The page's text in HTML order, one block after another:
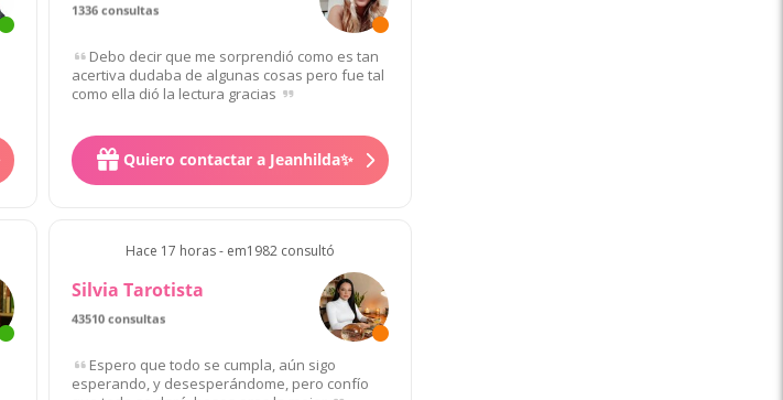
1336 consultas
Debo decir que me sorprendió como es tan
acertiva dudaba de algunas cosas pero fue tal
como ella dió la lectura gracias
Quiero contactar a Jeanhilda✨
Hace 17 horas - em1982 consultó
Silvia Tarotista
43510 consultas
Espero que todo se cumpla, aún sigo
esperando, y desesperándome, pero confío